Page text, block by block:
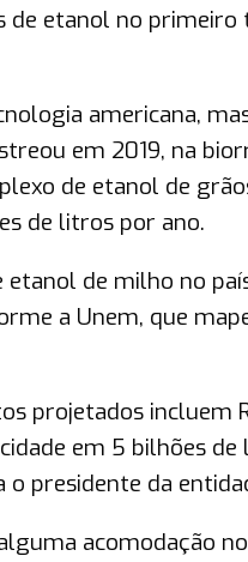
etanol no primeiro
americana,
em 2019, na
de etanol de
de litros por ano.
de milho no
a Unem, que
projetados incluem
em 5 bilhões
presidente da
acomodação